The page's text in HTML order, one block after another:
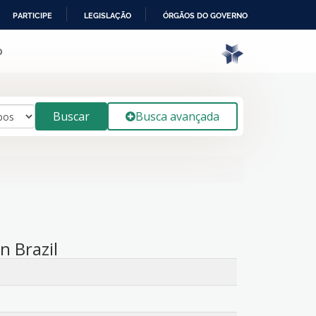
PARTICIPE LEGISLAÇÃO ÓRGÃOS DO GOVERNO
Buscar Busca avançada
Brazil